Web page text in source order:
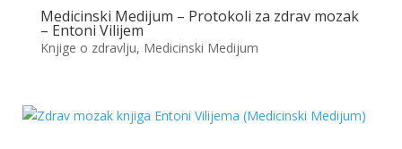
Medicinski Medijum – Protokoli za zdrav mozak
– Entoni Vilijem
Knjige o zdravlju, Medicinski Medijum